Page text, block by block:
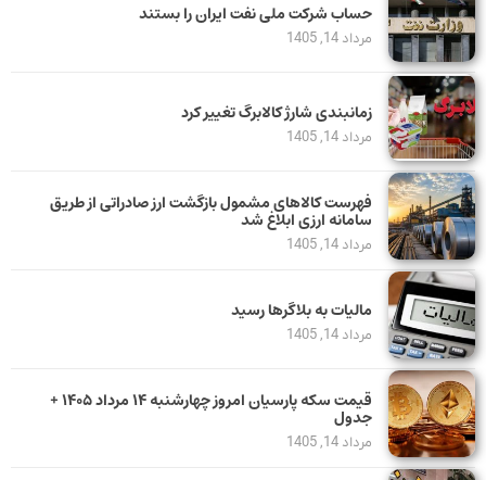
حساب‌ شرکت ملی نفت ایران را بستند
مرداد 14, 1405
زمانبندی شارژ کالابرگ تغییر کرد
مرداد 14, 1405
فهرست کالاهای مشمول بازگشت ارز صادراتی از طریق
سامانه ارزی ابلاغ شد
مرداد 14, 1405
مالیات به بلاگرها رسید
مرداد 14, 1405
قیمت سکه پارسیان امروز چهارشنبه ۱۴ مرداد ۱۴۰۵ +
جدول
مرداد 14, 1405